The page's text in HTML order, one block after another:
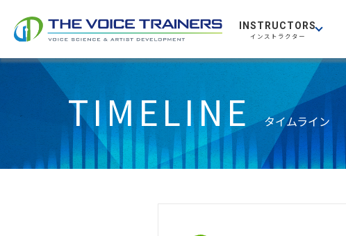
INSTRUCTORS
インストラクター
TIMELINE タイムライン